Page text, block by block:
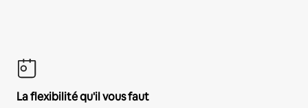
La flexibilité qu'il vous faut